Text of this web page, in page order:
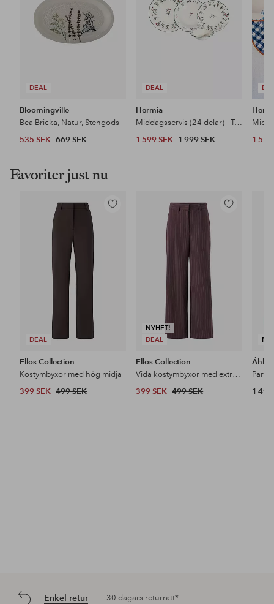
DEAL
Bloomingville
Bea Bricka, Natur, Stengods
535 SEK 669 SEK
DEAL
Hermia
Middagsservis (24 delar) - Terra Fulya
1 599 SEK 1 999 SEK 1 519
Favoriter just nu
DEAL
Lägg
Ellos Collection
Kostymbyxor med hög midja
399 SEK 499 SEK
NYHET!
DEAL
Lägg
Ellos Collection
Vida kostymbyxor med extra hög midja
399 SEK 499 SEK 1 499
Enkel retur 30 dagars returrätt*